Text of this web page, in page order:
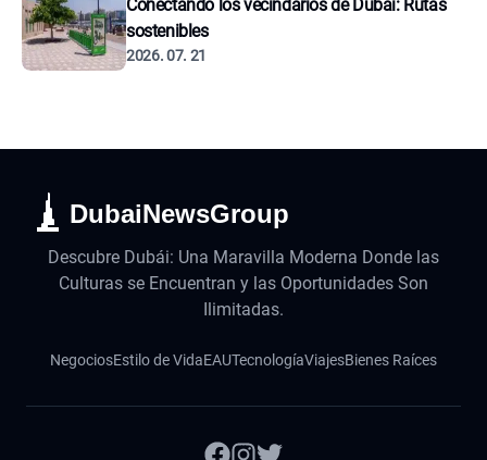
Conectando los vecindarios de Dubái: Rutas
sostenibles
2026. 07. 21
DubaiNewsGroup
Descubre Dubái: Una Maravilla Moderna Donde las
Culturas se Encuentran y las Oportunidades Son
Ilimitadas.
NegociosEstilo de VidaEAUTecnologíaViajesBienes Raíces